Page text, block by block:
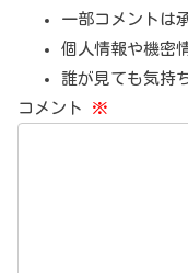
一部コメントは
個人情報や機密
誰が見ても気持
コメント ※